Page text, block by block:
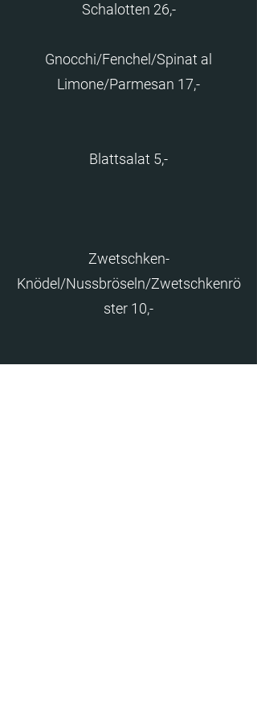
Schalotten 26,-
Gnocchi/Fenchel/Spinat al
Limone/Parmesan 17,-
Blattsalat 5,-
Zwetschken-
Knödel/Nussbröseln/Zwetschkenrö
ster 10,-